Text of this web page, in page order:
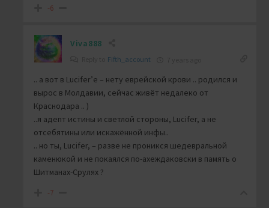
-6
Viva888
Fifth_account
.. а вот в Lucifer’е – нету еврейской крови .. родился и
вырос в Молдавии, сейчас живёт недалеко от
Краснодара .. )
..я адепт истины и светлой стороны, Lucifer, а не
отсебятины или искажённой инфы..
.. но ты, Lucifer, – разве не проникся шедевральной
каменюкой и не покаялся по-ахеждаковски в память о
Шитманах-Срулях ?
-7